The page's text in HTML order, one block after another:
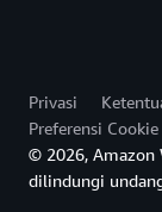
Privasi
Preferensi Cookie
© 2026, Amazon
dilindungi